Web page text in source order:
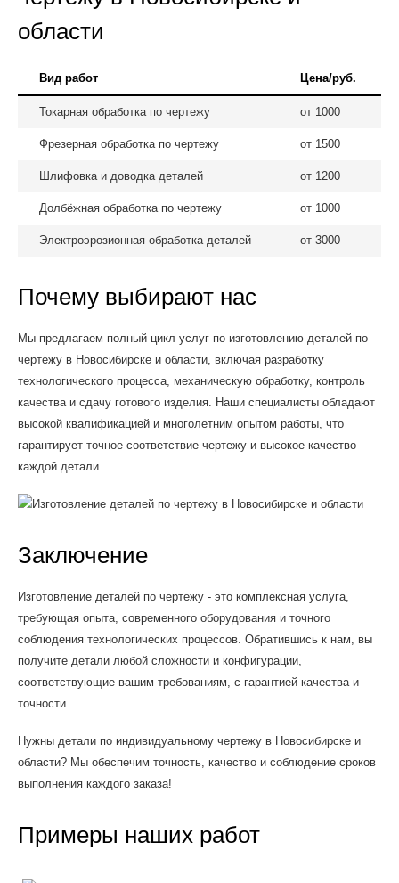
области
Вид работ Цена/руб.
Токарная обработка по чертежу от 1000
Фрезерная обработка по чертежу от 1500
Шлифовка и доводка деталей от 1200
Долбёжная обработка по чертежу от 1000
Электроэрозионная обработка деталей от 3000
Почему выбирают нас
Мы предлагаем полный цикл услуг по изготовлению деталей по
чертежу в Новосибирске и области, включая разработку
технологического процесса, механическую обработку, контроль
качества и сдачу готового изделия. Наши специалисты обладают
высокой квалификацией и многолетним опытом работы, что
гарантирует точное соответствие чертежу и высокое качество
каждой детали.
Заключение
Изготовление деталей по чертежу - это комплексная услуга,
требующая опыта, современного оборудования и точного
соблюдения технологических процессов. Обратившись к нам, вы
получите детали любой сложности и конфигурации,
соответствующие вашим требованиям, с гарантией качества и
точности.
Нужны детали по индивидуальному чертежу в Новосибирске и
области? Мы обеспечим точность, качество и соблюдение сроков
выполнения каждого заказа!
Примеры наших работ